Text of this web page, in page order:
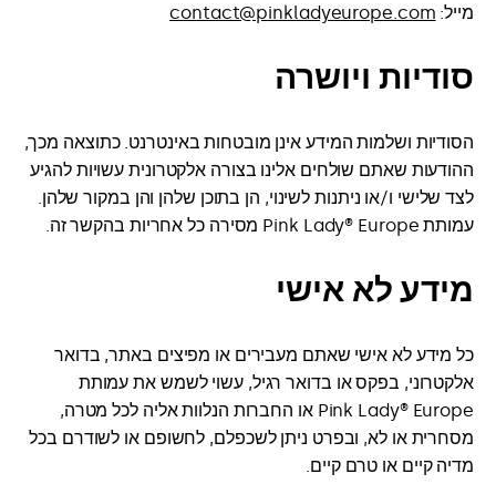
מייל: contact@pinkladyeurope.com
סודיות ויושרה
הסודיות ושלמות המידע אינן מובטחות באינטרנט. כתוצאה מכך,
ההודעות שאתם שולחים אלינו בצורה אלקטרונית עשויות להגיע
לצד שלישי ו/או ניתנות לשינוי, הן בתוכן שלהן והן במקור שלהן.
עמותת Pink Lady® Europe מסירה כל אחריות בהקשר זה.
מידע לא אישי
כל מידע לא אישי שאתם מעבירים או מפיצים באתר, בדואר
אלקטרוני, בפקס או בדואר רגיל, עשוי לשמש את עמותת
Pink Lady® Europe או החברות הנלוות אליה לכל מטרה,
מסחרית או לא, ובפרט ניתן לשכפלם, לחשופם או לשודרם בכל
מדיה קיים או טרם קיים.